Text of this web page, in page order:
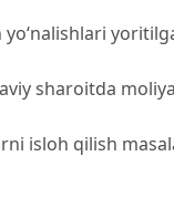
sharoitda
isloh qilish